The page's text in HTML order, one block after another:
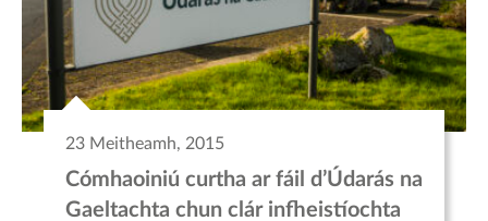
23 Meitheamh, 2015
Cómhaoiniú curtha ar fáil d’Údarás na
Gaeltachta chun clár infheistíochta